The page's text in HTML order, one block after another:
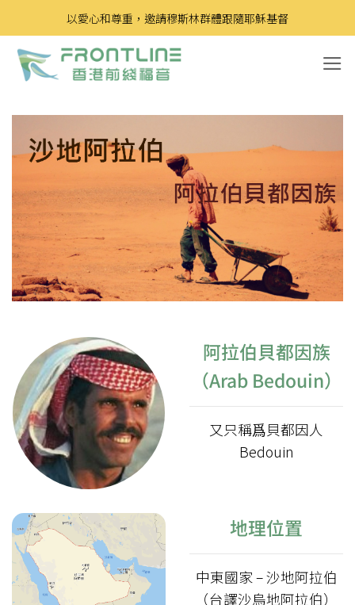
to
content
以愛心和尊重，邀請穆斯林群體跟隨耶穌基督
阿拉伯貝都因族
（Arab Bedouin）
又只稱爲貝都因人
Bedouin
地理位置
中東國家 – 沙地阿拉伯
（台譯沙烏地阿拉伯）